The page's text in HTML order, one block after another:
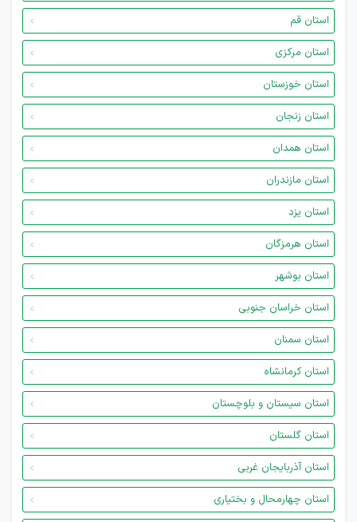
استان قم
استان مرکزی
استان خوزستان
استان زنجان
استان همدان
استان مازندران
استان یزد
استان هرمزگان
استان بوشهر
استان خراسان جنوبی
استان سمنان
استان کرمانشاه
استان سیستان و بلوچستان
استان گلستان
استان آذربایجان غربی
استان چهارمحال و بختیاری